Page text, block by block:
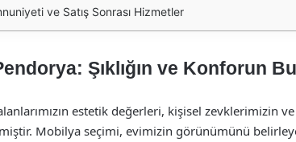
ve Satış Sonrası Hizmetler
Şıklığın ve Konforun
estetik değerleri, kişisel zevklerimizin ve
Mobilya seçimi, evimizin görünümünü